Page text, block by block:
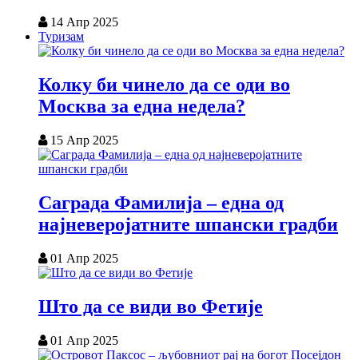
14 Апр 2025
Туризам
Колку би чинело да се оди во
Москва за една недела?
15 Апр 2025
Саграда Фамилија – една од
најневеројатните шпански градби
01 Апр 2025
Што да се види во Фетије
01 Апр 2025